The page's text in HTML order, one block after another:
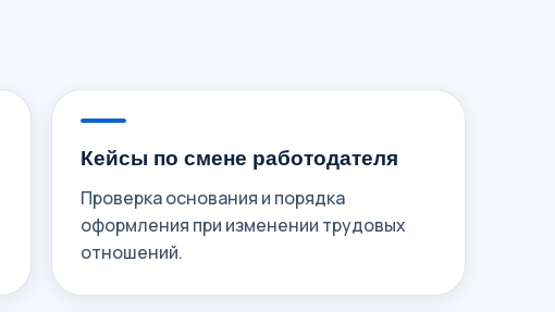
Кейсы по смене работодателя
Проверка основания и порядка
оформления при изменении трудовых
отношений.